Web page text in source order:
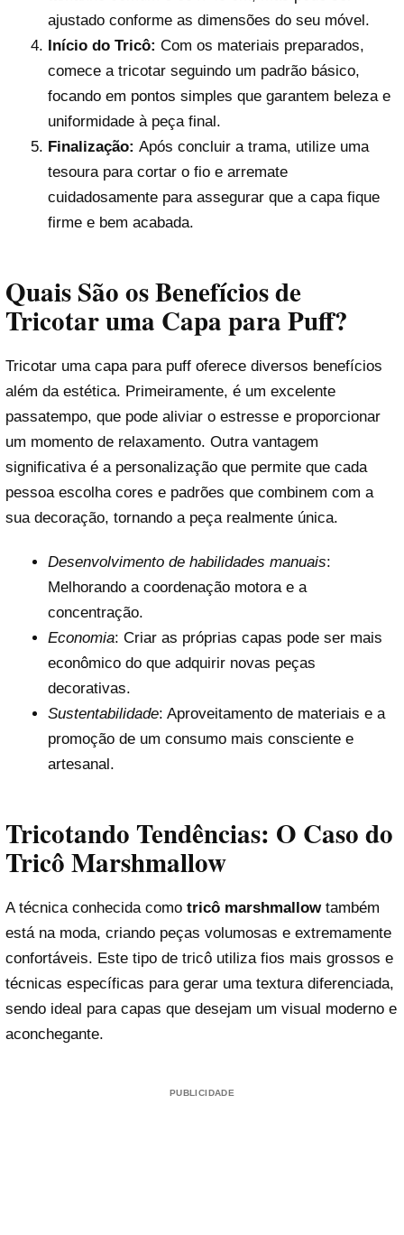
ajustado conforme as dimensões do seu móvel.
Início do Tricô: Com os materiais preparados,
comece a tricotar seguindo um padrão básico,
focando em pontos simples que garantem beleza e
uniformidade à peça final.
Finalização: Após concluir a trama, utilize uma
tesoura para cortar o fio e arremate
cuidadosamente para assegurar que a capa fique
firme e bem acabada.
Quais São os Benefícios de
Tricotar uma Capa para Puff?
Tricotar uma capa para puff oferece diversos benefícios
além da estética. Primeiramente, é um excelente
passatempo, que pode aliviar o estresse e proporcionar
um momento de relaxamento. Outra vantagem
significativa é a personalização que permite que cada
pessoa escolha cores e padrões que combinem com a
sua decoração, tornando a peça realmente única.
Desenvolvimento de habilidades manuais:
Melhorando a coordenação motora e a
concentração.
Economia: Criar as próprias capas pode ser mais
econômico do que adquirir novas peças
decorativas.
Sustentabilidade: Aproveitamento de materiais e a
promoção de um consumo mais consciente e
artesanal.
Tricotando Tendências: O Caso do
Tricô Marshmallow
A técnica conhecida como tricô marshmallowtambém
está na moda, criando peças volumosas e extremamente
confortáveis. Este tipo de tricô utiliza fios mais grossos e
técnicas específicas para gerar uma textura diferenciada,
sendo ideal para capas que desejam um visual moderno e
aconchegante.
PUBLICIDADE